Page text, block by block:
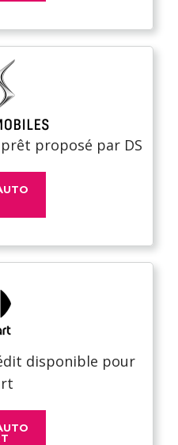
proposé par DS
disponible pour